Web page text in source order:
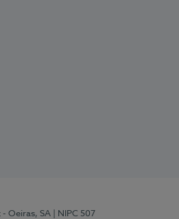
- Oeiras, SA
| NIPC 507